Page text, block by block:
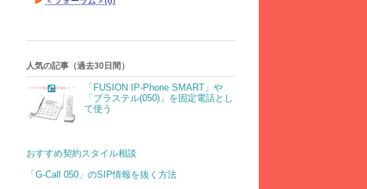
人気の記事（過去30日間）
「FUSION IP-Phone SMART」や
「ブラステル(050)」を固定電話とし
て使う
おすすめ契約スタイル相談
「G-Call 050」のSIP情報を抜く方法